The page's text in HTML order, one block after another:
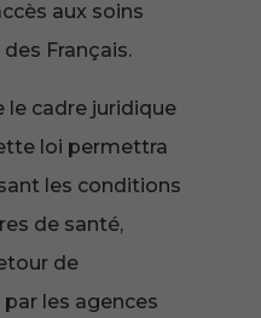
aux soins
Français.
le cadre juridique
loi permettra
les conditions
de santé,
de
les agences